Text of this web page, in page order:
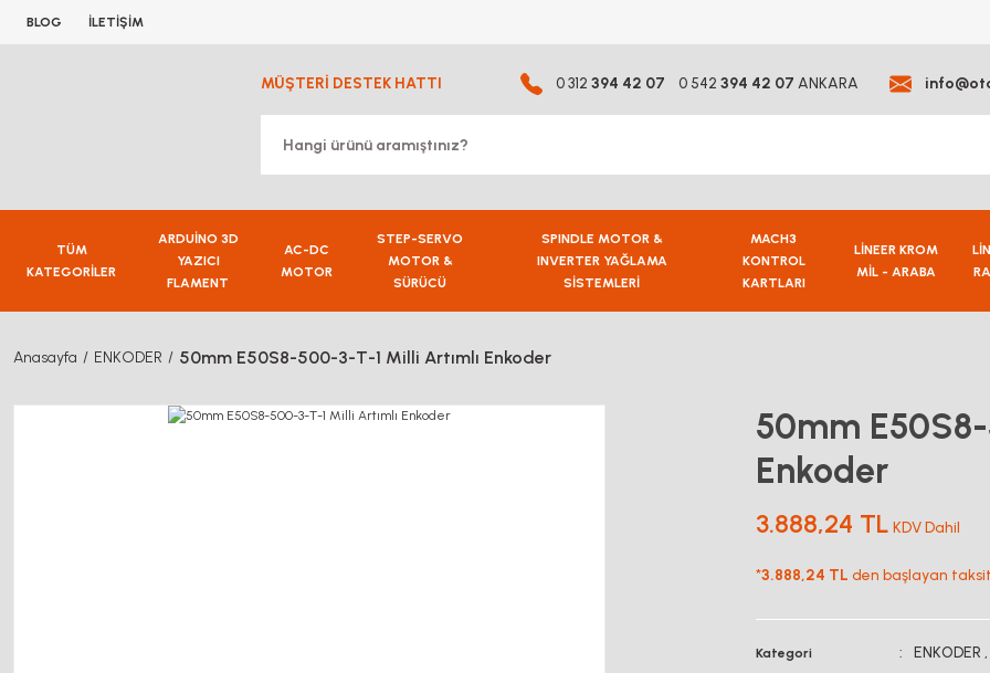
BLOG İLETİŞİM
MÜŞTERİ DESTEK HATTI 0 312 394 42 07 0 542 394 42 07 ANKARA
TÜM
KATEGORİLER
ARDUİNO 3D
YAZICI
FLAMENT
AC-DC
MOTOR
STEP-SERVO
MOTOR &
SÜRÜCÜ
SPINDLE MOTOR &
INVERTER YAĞLAMA
SİSTEMLERİ
MACH3
KONTROL
KARTLARI
LİNEER KROM
MİL - ARABA
Anasayfa ENKODER 50mm E50S8-500-3-T-1 Milli Artımlı Enkoder
50mm
Enkoder
3.888,24 TL KDV Dahil
*3.888,24 TL den başlayan
Kategori ENKODER ,